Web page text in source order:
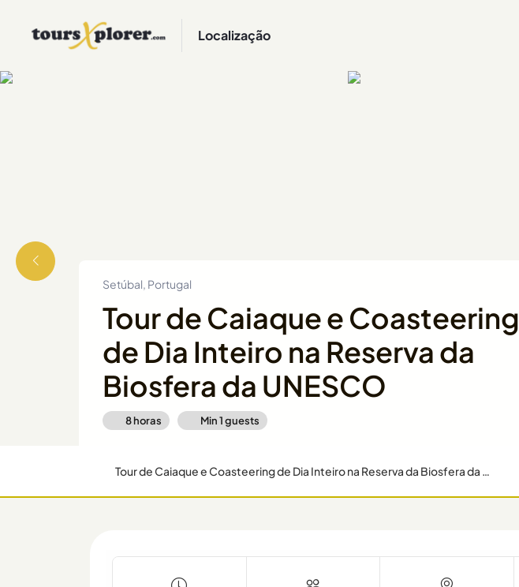
Localização
Setúbal, Portugal
Tour de Caiaque e Coasteering
de Dia Inteiro na Reserva da
Biosfera da UNESCO
8 horas Min1guests
Tour de Caiaque e Coasteering de Dia Inteiro na Reserva da Biosfera da UNESCO